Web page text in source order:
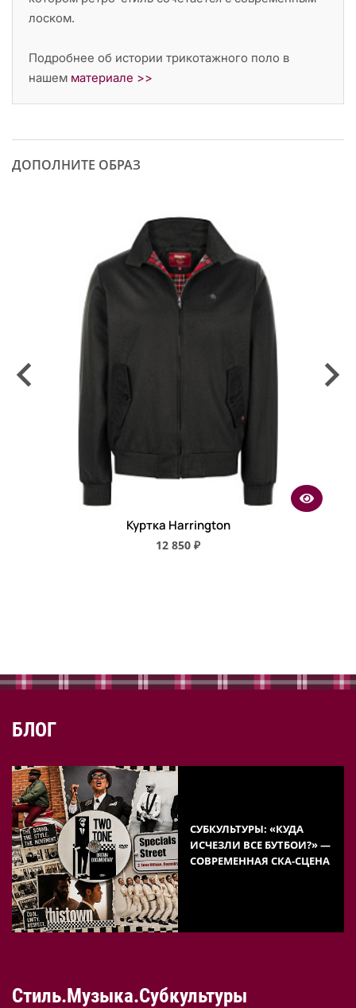
лоском.
Подробнее об истории трикотажного поло в
нашем материале >>
ДОПОЛНИТЕ ОБРАЗ
Куртка Harrington
12 850 ₽
БЛОГ
СУБКУЛЬТУРЫ: «КУДА
ИСЧЕЗЛИ ВСЕ БУТБОИ?» —
СОВРЕМЕННАЯ СКА-СЦЕНА
Стиль.Музыка.Субкультуры